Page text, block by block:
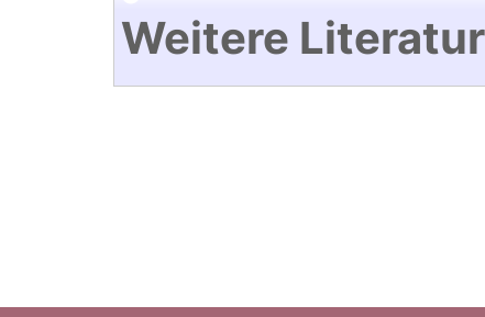
Weitere